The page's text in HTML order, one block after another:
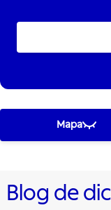
Mapa
Blog de